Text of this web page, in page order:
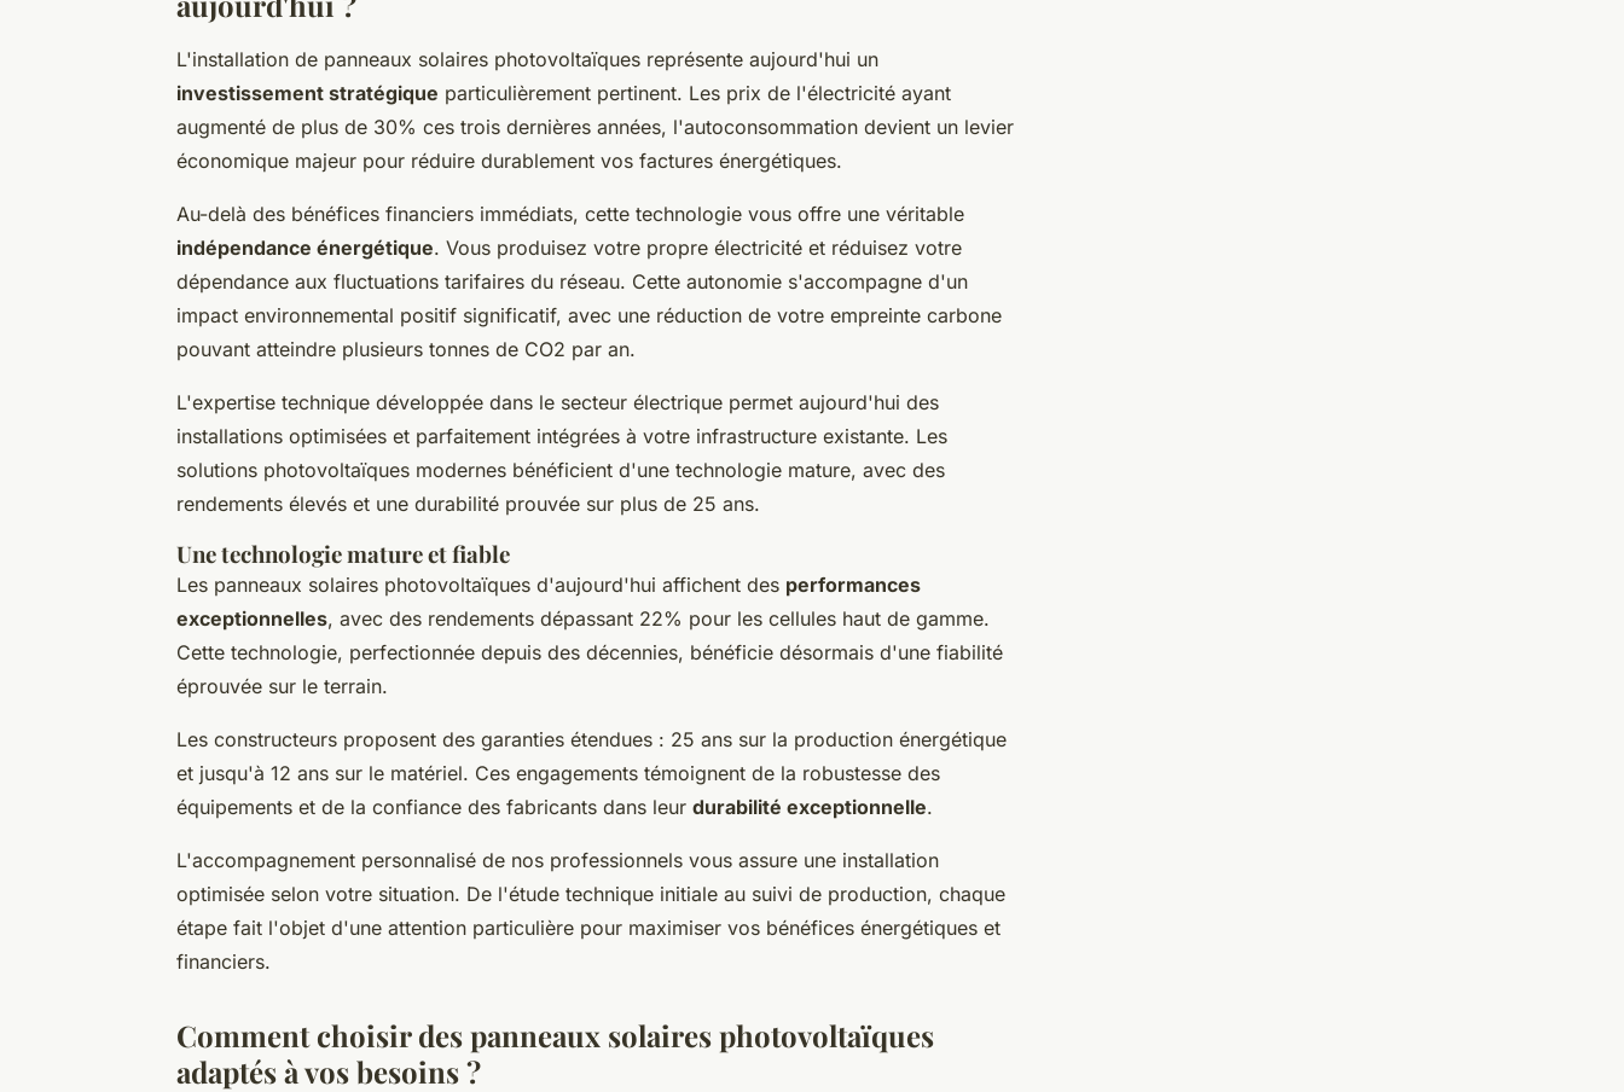
L'installation de panneaux solaires photovoltaïques représente aujourd'hui un
investissement stratégique particulièrement pertinent. Les prix de l'électricité ayant
augmenté de plus de 30% ces trois dernières années, l'autoconsommation devient un levier
économique majeur pour réduire durablement vos factures énergétiques.
Au-delà des bénéfices financiers immédiats, cette technologie vous offre une véritable
indépendance énergétique. Vous produisez votre propre électricité et réduisez votre
dépendance aux fluctuations tarifaires du réseau. Cette autonomie s'accompagne d'un
impact environnemental positif significatif, avec une réduction de votre empreinte carbone
pouvant atteindre plusieurs tonnes de CO2 par an.
L'expertise technique développée dans le secteur électrique permet aujourd'hui des
installations optimisées et parfaitement intégrées à votre infrastructure existante. Les
solutions photovoltaïques modernes bénéficient d'une technologie mature, avec des
rendements élevés et une durabilité prouvée sur plus de 25 ans.
Une technologie mature et fiable
Les panneaux solaires photovoltaïques d'aujourd'hui affichent des performances
exceptionnelles, avec des rendements dépassant 22% pour les cellules haut de gamme.
Cette technologie, perfectionnée depuis des décennies, bénéficie désormais d'une fiabilité
éprouvée sur le terrain.
Les constructeurs proposent des garanties étendues : 25 ans sur la production énergétique
et jusqu'à 12 ans sur le matériel. Ces engagements témoignent de la robustesse des
équipements et de la confiance des fabricants dans leur durabilité exceptionnelle.
L'accompagnement personnalisé de nos professionnels vous assure une installation
optimisée selon votre situation. De l'étude technique initiale au suivi de production, chaque
étape fait l'objet d'une attention particulière pour maximiser vos bénéfices énergétiques et
financiers.
Comment choisir des panneaux solaires photovoltaïques
adaptés à vos besoins ?